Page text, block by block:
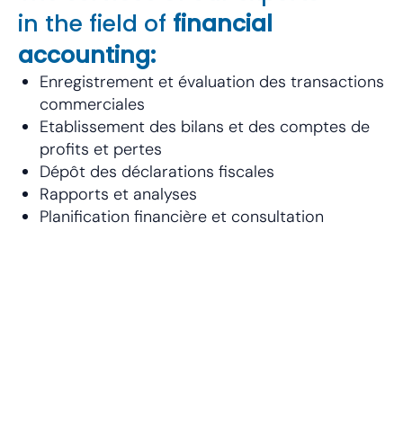
in the field of financial
accounting:
Enregistrement et évaluation des transactions
commerciales
Etablissement des bilans et des comptes de
profits et pertes
Dépôt des déclarations fiscales
Rapports et analyses
Planification financière et consultation